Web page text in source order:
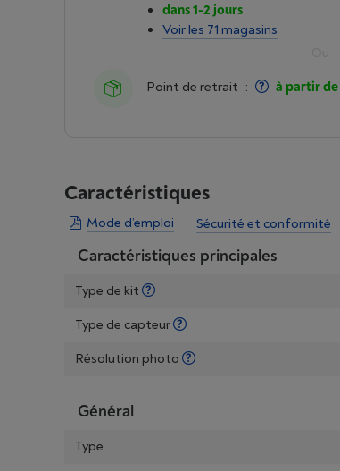
dans 1-2 jours
Voir les 71 magasins
Point de retrait : à partir de
Caractéristiques
Mode d’emploi Sécurité et conformité
Caractéristiques principales
Type de kit
Type de capteur
Résolution photo
Général
Type